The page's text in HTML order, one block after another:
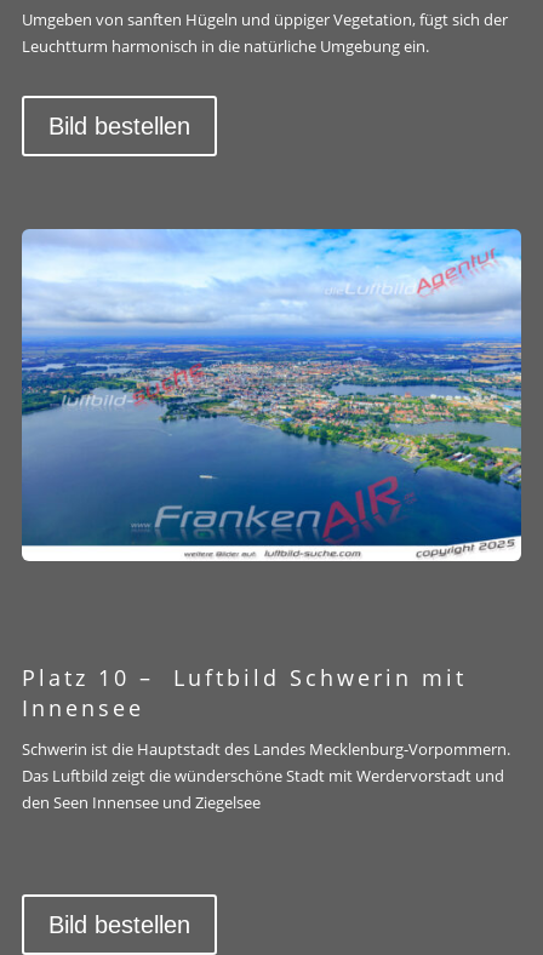
Umgeben von sanften Hügeln und üppiger Vegetation, fügt sich der
Leuchtturm harmonisch in die natürliche Umgebung ein.
Bild bestellen
Platz 10 – Luftbild Schwerin mit
Innensee
Schwerin ist die Hauptstadt des Landes Mecklenburg-Vorpommern.
Das Luftbild zeigt die wünderschöne Stadt mit Werdervorstadt und
den Seen Innensee und Ziegelsee
Bild bestellen